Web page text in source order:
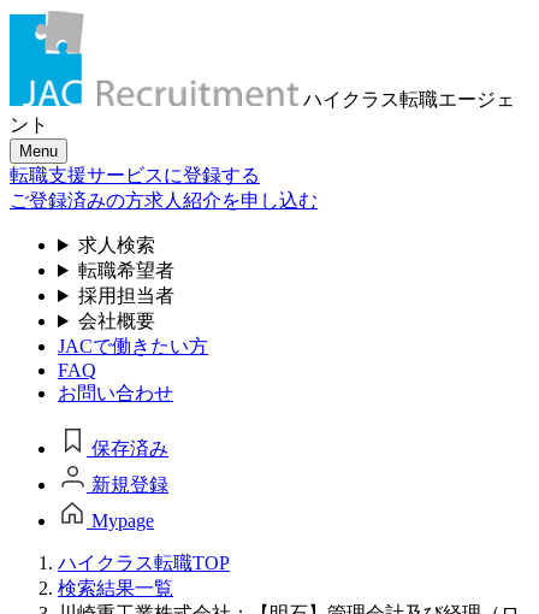
ハイクラス転職エージェ
ント
Menu
転職支援サービスに登録する
ご登録済みの方求人紹介を申し込む
求人検索
転職希望者
採用担当者
会社概要
JACで働きたい方
FAQ
お問い合わせ
保存済み
新規登録
Mypage
ハイクラス転職TOP
検索結果一覧